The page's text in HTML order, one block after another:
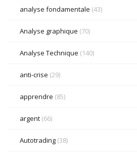
analyse fondamentale (43)
Analyse graphique (70)
Analyse Technique (140)
anti-crise (29)
apprendre (85)
argent (66)
Autotrading (38)